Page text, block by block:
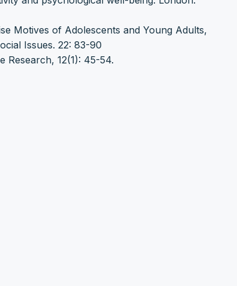
Motives of Adolescents and Young Adults,
Issues. 22: 83-90
Research, 12(1): 45-54.